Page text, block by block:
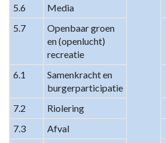
vervoer
Specificatie
5.6 Media
5.7
Openbaar groen
en (openlucht)
recreatie
6.1
Samenkracht en
burgerparticipatie
7.2 Riolering
7.3
Afval